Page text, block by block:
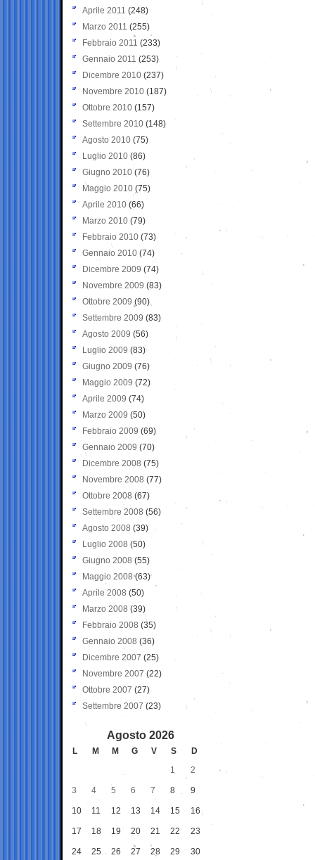
Aprile 2011 (248)
Marzo 2011 (255)
Febbraio 2011 (233)
Gennaio 2011 (253)
Dicembre 2010 (237)
Novembre 2010 (187)
Ottobre 2010 (157)
Settembre 2010 (148)
Agosto 2010 (75)
Luglio 2010 (86)
Giugno 2010 (76)
Maggio 2010 (75)
Aprile 2010 (66)
Marzo 2010 (79)
Febbraio 2010 (73)
Gennaio 2010 (74)
Dicembre 2009 (74)
Novembre 2009 (83)
Ottobre 2009 (90)
Settembre 2009 (83)
Agosto 2009 (56)
Luglio 2009 (83)
Giugno 2009 (76)
Maggio 2009 (72)
Aprile 2009 (74)
Marzo 2009 (50)
Febbraio 2009 (69)
Gennaio 2009 (70)
Dicembre 2008 (75)
Novembre 2008 (77)
Ottobre 2008 (67)
Settembre 2008 (56)
Agosto 2008 (39)
Luglio 2008 (50)
Giugno 2008 (55)
Maggio 2008(63)
Aprile 2008 (50)
Marzo 2008 (39)
Febbraio 2008 (35)
Gennaio 2008 (36)
Dicembre 2007 (25)
Novembre 2007 (22)
Ottobre 2007 (27)
Settembre 2007 (23)
Agosto 2026
L M M G V S
D
1
2
3 4 5 6 7 8 9
10 11 12 13 14 15 16
17 18 19 20 21 22 23
24 25 26 27 28 29 30